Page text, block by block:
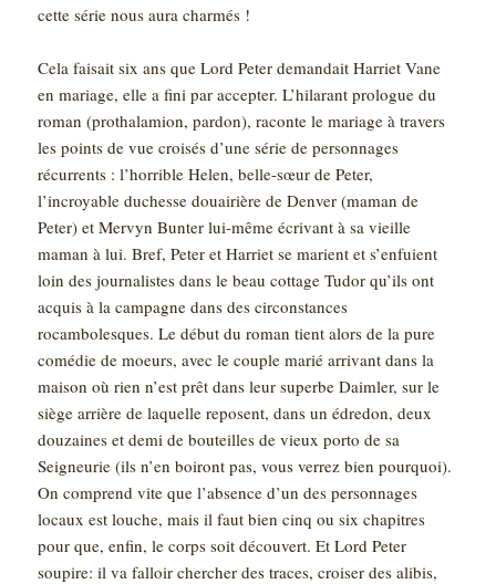
cette série nous aura charmés !
Cela faisait six ans que Lord Peter demandait Harriet Vane
en mariage, elle a fini par accepter. L’hilarant prologue du
roman (prothalamion, pardon), raconte le mariage à travers
les points de vue croisés d’une série de personnages
récurrents : l’horrible Helen, belle-sœur de Peter,
l’incroyable duchesse douairière de Denver (maman de
Peter) et Mervyn Bunter lui-même écrivant à sa vieille
maman à lui. Bref, Peter et Harriet se marient et s’enfuient
loin des journalistes dans le beau cottage Tudor qu’ils ont
acquis à la campagne dans des circonstances
rocambolesques. Le début du roman tient alors de la pure
comédie de moeurs, avec le couple marié arrivant dans la
maison où rien n’est prêt dans leur superbe Daimler, sur le
siège arrière de laquelle reposent, dans un édredon, deux
douzaines et demi de bouteilles de vieux porto de sa
Seigneurie (ils n’en boiront pas, vous verrez bien pourquoi).
On comprend vite que l’absence d’un des personnages
locaux est louche, mais il faut bien cinq ou six chapitres
pour que, enfin, le corps soit découvert. Et Lord Peter
soupire: il va falloir chercher des traces, croiser des alibis,